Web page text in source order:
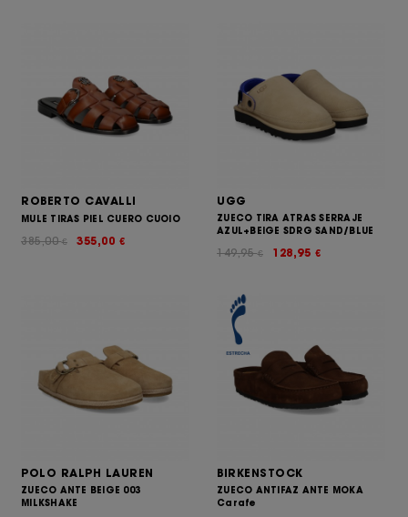
ROBERTO CAVALLI
MULE TIRAS PIEL CUERO CUOIO
355,00 €
385,00€
UGG
ZUECO TIRA ATRAS SERRAJE
AZUL+BEIGE SDRG SAND/BLUE
128,95 €
149,95€
POLO RALPH LAUREN
ZUECO ANTE BEIGE 003
MILKSHAKE
BIRKENSTOCK
ZUECO ANTIFAZ ANTE MOKA
Carafe